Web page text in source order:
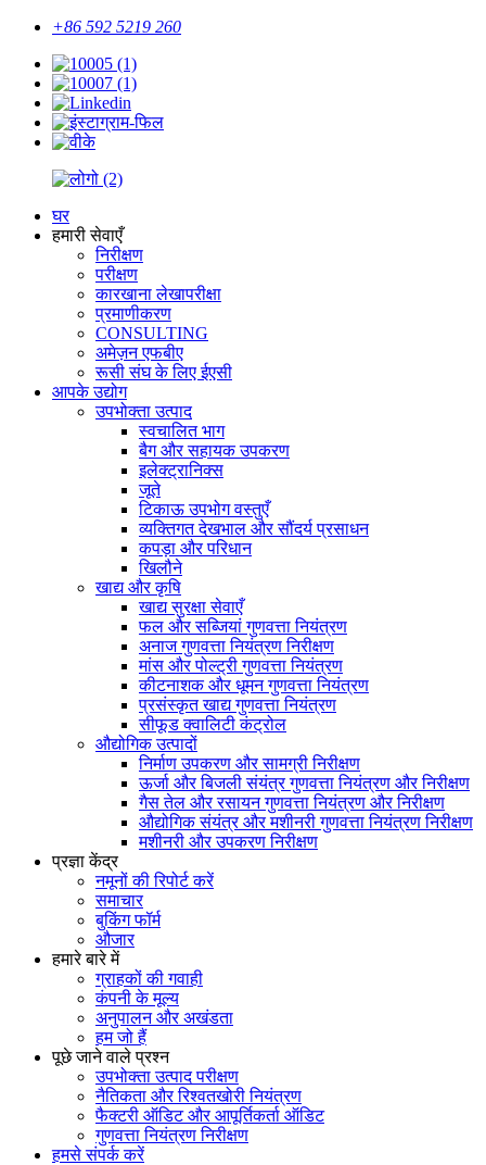
+86 592 5219 260
घर
हमारी सेवाएँ
निरीक्षण
परीक्षण
कारखाना लेखापरीक्षा
प्रमाणीकरण
CONSULTING
अमेज़न एफबीए
रूसी संघ के लिए ईएसी
आपके उद्योग
उपभोक्ता उत्पाद
स्वचालित भाग
बैग और सहायक उपकरण
इलेक्ट्रानिक्स
जूते
टिकाऊ उपभोग वस्तुएँ
व्यक्तिगत देखभाल और सौंदर्य प्रसाधन
कपड़ा और परिधान
खिलौने
खाद्य और कृषि
खाद्य सुरक्षा सेवाएँ
फल और सब्जियां गुणवत्ता नियंत्रण
अनाज गुणवत्ता नियंत्रण निरीक्षण
मांस और पोल्ट्री गुणवत्ता नियंत्रण
कीटनाशक और धूमन गुणवत्ता नियंत्रण
प्रसंस्कृत खाद्य गुणवत्ता नियंत्रण
सीफूड क्वालिटी कंट्रोल
औद्योगिक उत्पादों
निर्माण उपकरण और सामग्री निरीक्षण
ऊर्जा और बिजली संयंत्र गुणवत्ता नियंत्रण और निरीक्षण
गैस तेल और रसायन गुणवत्ता नियंत्रण और निरीक्षण
औद्योगिक संयंत्र और मशीनरी गुणवत्ता नियंत्रण निरीक्षण
मशीनरी और उपकरण निरीक्षण
प्रज्ञा केंद्र
नमूनों की रिपोर्ट करें
समाचार
बुकिंग फॉर्म
औजार
हमारे बारे में
ग्राहकों की गवाही
कंपनी के मूल्य
अनुपालन और अखंडता
हम जो हैं
पूछे जाने वाले प्रश्न
उपभोक्ता उत्पाद परीक्षण
नैतिकता और रिश्वतखोरी नियंत्रण
फैक्टरी ऑडिट और आपूर्तिकर्ता ऑडिट
गुणवत्ता नियंत्रण निरीक्षण
हमसे संपर्क करें